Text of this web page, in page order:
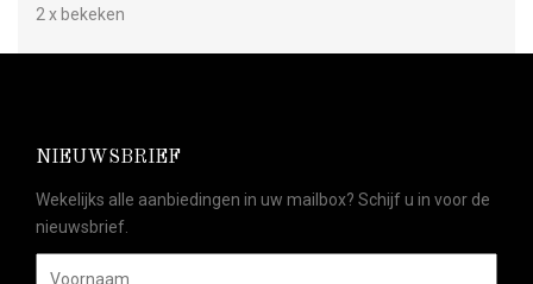
2 x bekeken
NIEUWSBRIEF
Wekelijks alle aanbiedingen in uw mailbox? Schijf u in voor de
nieuwsbrief.